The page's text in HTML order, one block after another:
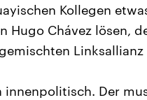
Kollegen
Hugo Chávez lösen,
Der